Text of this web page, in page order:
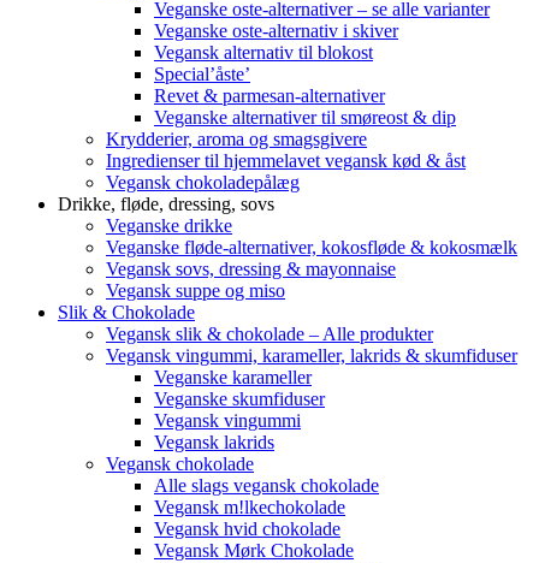
Veganske oste-alternativer – se alle varianter
Veganske oste-alternativ i skiver
Vegansk alternativ til blokost
Special’åste’
Revet & parmesan-alternativer
Veganske alternativer til smøreost & dip
Krydderier, aroma og smagsgivere
Ingredienser til hjemmelavet vegansk kød & åst
Vegansk chokoladepålæg
Drikke, fløde, dressing, sovs
Veganske drikke
Veganske fløde-alternativer, kokosfløde & kokosmælk
Vegansk sovs, dressing & mayonnaise
Vegansk suppe og miso
Slik & Chokolade
Vegansk slik & chokolade – Alle produkter
Vegansk vingummi, karameller, lakrids & skumfiduser
Veganske karameller
Veganske skumfiduser
Vegansk vingummi
Vegansk lakrids
Vegansk chokolade
Alle slags vegansk chokolade
Vegansk m!lkechokolade
Vegansk hvid chokolade
Vegansk Mørk Chokolade